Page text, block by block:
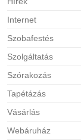
Internet
Szobafestés
Szolgáltatás
Szórakozás
Tapétázás
Vásárlás
Webáruház